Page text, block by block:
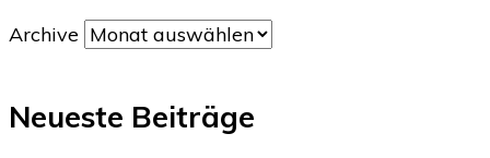
Archive
Neueste Beiträge